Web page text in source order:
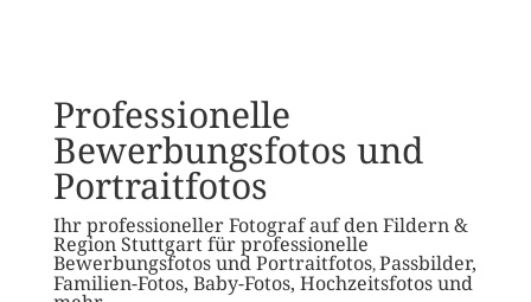
Professionelle
Bewerbungsfotos und
Portraitfotos
Ihr professioneller Fotograf auf den Fildern &
Region Stuttgart für professionelle
Bewerbungsfotos und Portraitfotos,Passbilder,
Familien-Fotos, Baby-Fotos, Hochzeitsfotos und